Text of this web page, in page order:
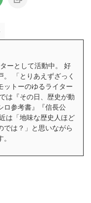
ーとして活動中。 好
。 「とりあえずざっく
ットーのゆるライター
は『その日、歴史が動
ロ参考書』『信長公
は「地味な歴史人ほど
では？」と思いながら